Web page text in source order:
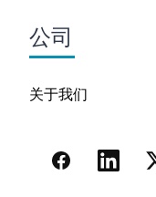
公司
关于我们